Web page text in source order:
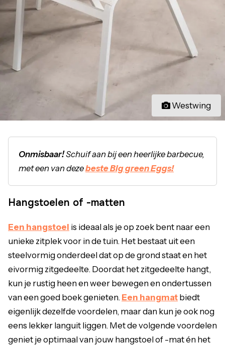
Westwing
Onmisbaar!Schuif aan bij een heerlijke barbecue,
met een van dezebeste Big green Eggs!
Hangstoelen of -matten
Een hangstoel is ideaal als je op zoek bent naar een
unieke zitplek voor in de tuin. Het bestaat uit een
steelvormig onderdeel dat op de grond staat en het
eivormig zitgedeelte. Doordat het zitgedeelte hangt,
kun je rustig heen en weer bewegen en ondertussen
van een goed boek genieten. Een hangmat biedt
eigenlijk dezelfde voordelen, maar dan kun je ook nog
eens lekker languit liggen. Met de volgende voordelen
geniet je optimaal van jouw hangstoel of -mat én het